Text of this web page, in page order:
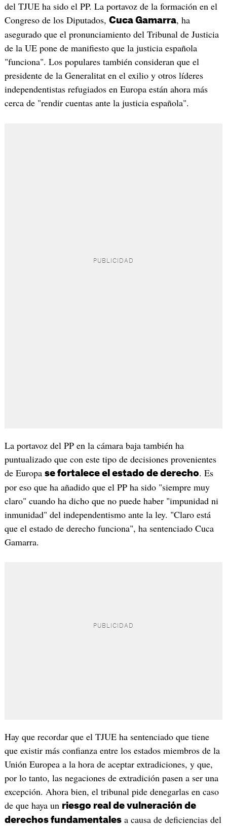
del TJUE ha sido el PP. La portavoz de la formación en el
Congreso de los Diputados, Cuca Gamarra, ha
asegurado que el pronunciamiento del Tribunal de Justicia
de la UE pone de manifiesto que la justicia española
"funciona". Los populares también consideran que el
presidente de la Generalitat en el exilio y otros líderes
independentistas refugiados en Europa están ahora más
cerca de "rendir cuentas ante la justicia española".
La portavoz del PP en la cámara baja también ha
puntualizado que con este tipo de decisiones provenientes
de Europa se fortalece el estado de derecho. Es
por eso que ha añadido que el PP ha sido "siempre muy
claro" cuando ha dicho que no puede haber "impunidad ni
inmunidad" del independentismo ante la ley. "Claro está
que el estado de derecho funciona", ha sentenciado Cuca
Gamarra.
Hay que recordar que el TJUE ha sentenciado que tiene
que existir más confianza entre los estados miembros de la
Unión Europea a la hora de aceptar extradiciones, y que,
por lo tanto, las negaciones de extradición pasen a ser una
excepción. Ahora bien, el tribunal pide denegarlas en caso
de que haya un riesgo real de vulneración de
derechos fundamentalesa causa de deficiencias del